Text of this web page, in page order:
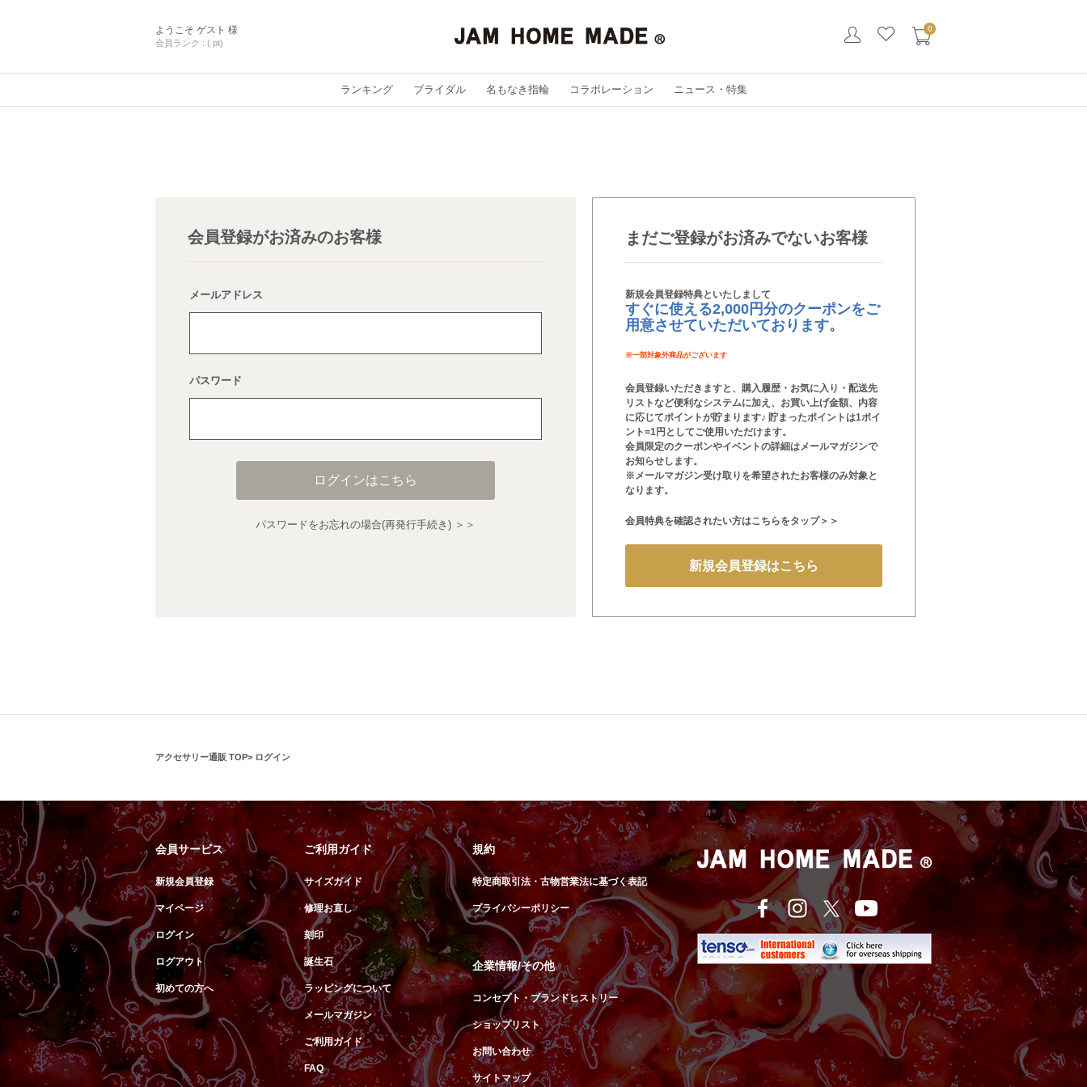
ようこそ ゲスト 様
会員ランク : ( pt)
0
ランキング ブライダル 名もなき指輪 コラボレーション ニュース・特集
会員登録がお済みのお客様
メールアドレス
パスワード
ログインはこちら
パスワードをお忘れの場合(再発行手続き) ＞＞
まだご登録がお済みでないお客様
新規会員登録特典といたしまして
すぐに使える2,000円分のクーポンをご
用意させていただいております。
※一部対象外商品がございます
会員登録いただきますと、購入履歴・お気に入り・配送先
リストなど便利なシステムに加え、お買い上げ金額、内容
に応じてポイントが貯まります♪ 貯まったポイントは1ポイ
ント=1円としてご使用いただけます。
会員限定のクーポンやイベントの詳細はメールマガジンで
お知らせします。
※メールマガジン受け取りを希望されたお客様のみ対象と
なります。
会員特典を確認されたい方はこちらをタップ＞＞
新規会員登録はこちら
アクセサリー通販 TOP ログイン
会員サービス
新規会員登録
マイページ
ログイン
ログアウト
初めての方へ
ご利用ガイド
サイズガイド
修理お直し
刻印
誕生石
ラッピングについて
メールマガジン
ご利用ガイド
FAQ
規約
特定商取引法・古物営業法に基づく表記
プライバシーポリシー
企業情報/その他
コンセプト・ブランドヒストリー
ショップリスト
お問い合わせ
サイトマップ